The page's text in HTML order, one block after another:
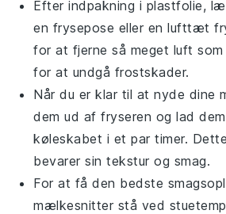
Efter indpakning i plastfolie,
en frysepose eller en lufttæt
for at fjerne så meget luft
for at undgå frostskader.
Når du er klar til at nyde dine
dem ud af fryseren og lad
køleskabet i et par timer.
bevarer sin tekstur og smag.
For at få den bedste
mælkesnitter stå ved